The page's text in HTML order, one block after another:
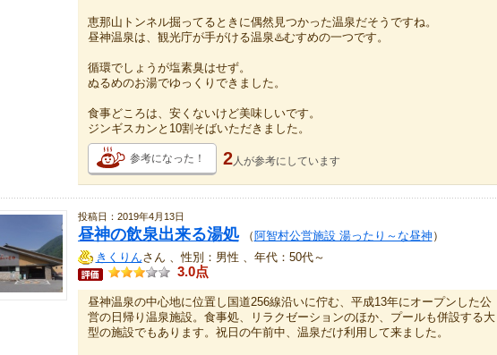
恵那山トンネル掘ってるときに偶然見つかった温泉だそうですね。
昼神温泉は、観光庁が手がける温泉♨️むすめの一つです。
循環でしょうが塩素臭はせず。
ぬるめのお湯でゆっくりできました。
食事どころは、安くないけど美味しいです。
ジンギスカンと10割そばいただきました。
参考になった！ 2人が参考にしています
投稿日：2019年4月13日
昼神の飲泉出来る湯処（ 阿智村公営施設 湯ったり～な昼神）
きくりんさん 、性別：男性 、年代：50代～
3.0点
昼神温泉の中心地に位置し国道256線沿いに佇む、平成13年にオープンした公
営の日帰り温泉施設。食事処、リラクゼーションのほか、プールも併設する大
型の施設でもあります。祝日の午前中、温泉だけ利用して来ました。